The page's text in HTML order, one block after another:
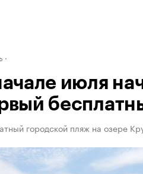
июля
городской пляж на озере